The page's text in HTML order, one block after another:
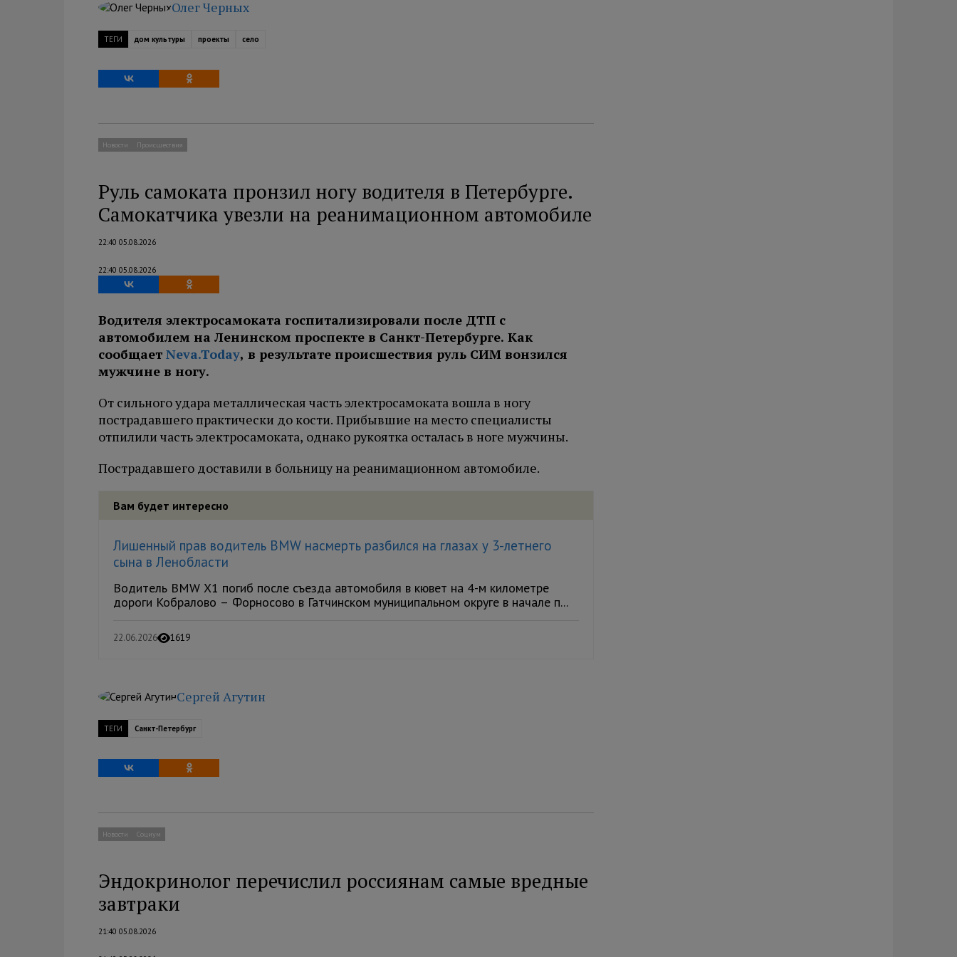
Олег Черных
ТЕГИ дом культуры проекты село
Новости Происшествия
Руль самоката пронзил ногу водителя в Петербурге.
Самокатчика увезли на реанимационном автомобиле
22:40 05.08.2026
22:40 05.08.2026
Водителя электросамоката госпитализировали после ДТП с
автомобилем на Ленинском проспекте в Санкт-Петербурге. Как
сообщает Neva.Today, в результате происшествия руль СИМ вонзился
мужчине в ногу.
От сильного удара металлическая часть электросамоката вошла в ногу
пострадавшего практически до кости. Прибывшие на место специалисты
отпилили часть электросамоката, однако рукоятка осталась в ноге мужчины.
Пострадавшего доставили в больницу на реанимационном автомобиле.
Вам будет интересно
Лишенный прав водитель BMW насмерть разбился на глазах у 3-летнего
сына в Ленобласти
Водитель BMW X1 погиб после съезда автомобиля в кювет на 4-м километре
дороги Кобралово – Форносово в Гатчинском муниципальном округе в начале п...
22.06.2026 1619
Сергей Агутин
ТЕГИ Санкт-Петербург
Новости Социум
Эндокринолог перечислил россиянам самые вредные
завтраки
21:40 05.08.2026